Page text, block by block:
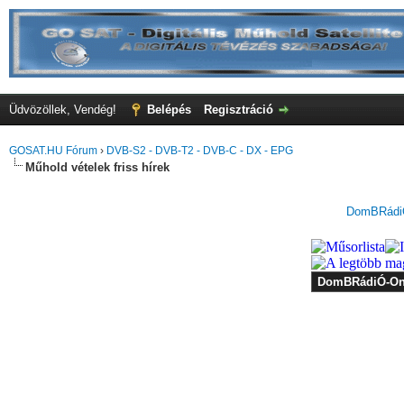
Üdvözöllek, Vendég! Belépés Regisztráció
GOSAT.HU Fórum › DVB-S2 - DVB-T2 - DVB-C - DX - EPG
Műhold vételek friss hírek